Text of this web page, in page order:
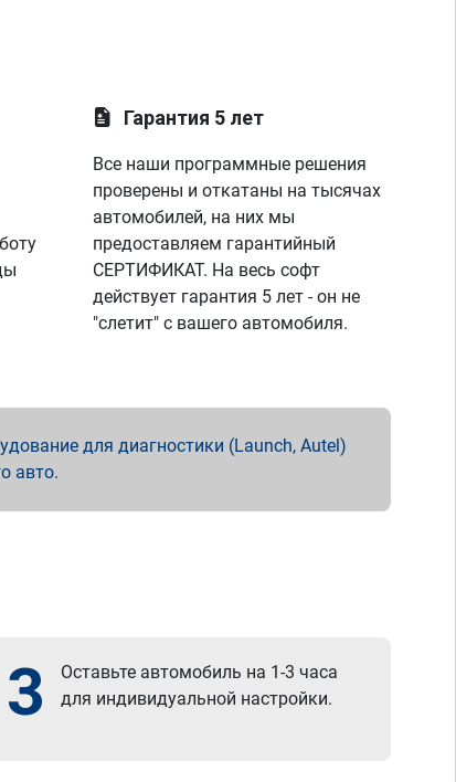
Гарантия 5 лет
Все наши программные решения
проверены и откатаны на тысячах
автомобилей, на них мы
предоставляем гарантийный
СЕРТИФИКАТ. На весь софт
действует гарантия 5 лет - он не
"слетит" с вашего автомобиля.
для диагностики (Launch, Autel)
авто.
3
Оставьте автомобиль на 1-3 часа
для индивидуальной настройки.